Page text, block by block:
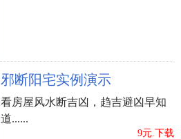
邪断阳宅实例演示
看房屋风水断吉凶，趋吉避凶早知
道......
9元.下载